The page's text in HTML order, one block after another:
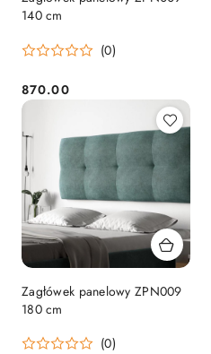
140 cm
(0)
Cena:
870.00
Zagłówek panelowy ZPN009
180 cm
(0)